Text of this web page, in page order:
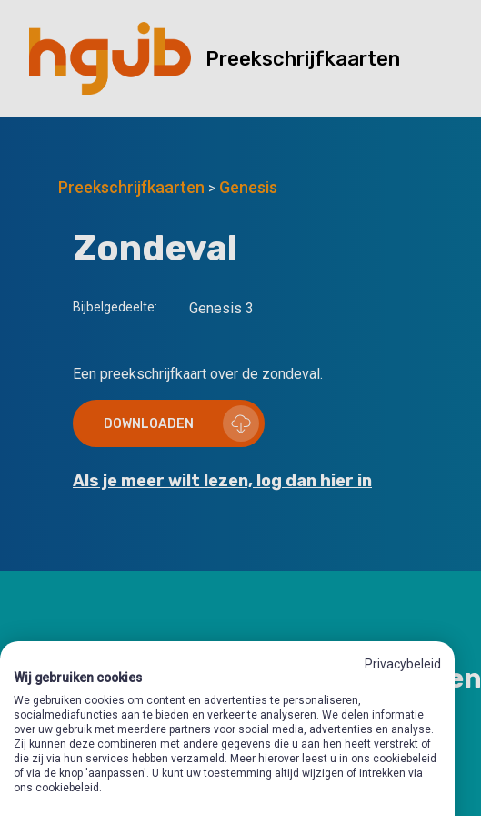
Preekschrijfkaarten
Preekschrijfkaarten > Genesis
Zondeval
Bijbelgedeelte: Genesis 3
Een preekschrijfkaart over de zondeval.
DOWNLOADEN
Als je meer wilt lezen, log dan hier in
Andere preekschrijfkaarten
Privacybeleid
Wij gebruiken cookies
We gebruiken cookies om content en advertenties te personaliseren,
socialmediafuncties aan te bieden en verkeer te analyseren. We delen informatie
over uw gebruik met meerdere partners voor social media, advertenties en analyse.
Zij kunnen deze combineren met andere gegevens die u aan hen heeft verstrekt of
die zij via hun services hebben verzameld. Meer hierover leest u in ons cookiebeleid
of via de knop 'aanpassen'. U kunt uw toestemming altijd wijzigen of intrekken via
ons cookiebeleid.